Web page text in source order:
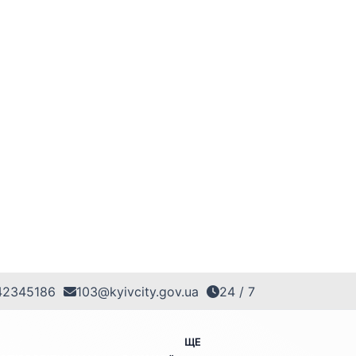
103@kyivcity.gov.ua 24 / 7
ЩЕ